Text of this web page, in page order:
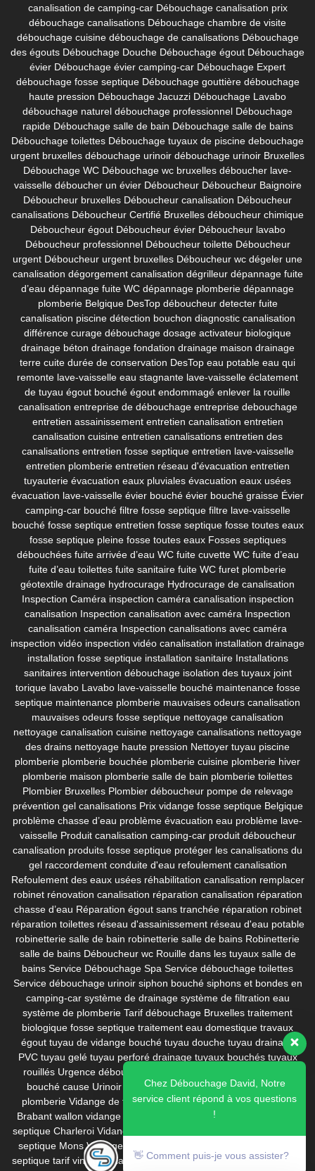
canalisation de camping-car Débouchage canalisation prix
débouchage canalisations Débouchage chambre de visite
débouchage cuisine débouchage de canalisations Débouchage
des égouts Débouchage Douche Débouchage égout Débouchage
évier Débouchage évier camping-car Débouchage Expert
débouchage fosse septique Débouchage gouttière débouchage
haute pression Débouchage Jacuzzi Débouchage Lavabo
débouchage naturel débouchage professionnel Débouchage
rapide Débouchage salle de bain Débouchage salle de bains
Débouchage toilettes Débouchage tuyaux de piscine debouchage
urgent bruxelles débouchage urinoir débouchage urinoir Bruxelles
Débouchage WC Débouchage wc bruxelles déboucher lave-
vaisselle déboucher un évier Déboucheur Déboucheur Baignoire
Déboucheur bruxelles Déboucheur canalisation Déboucheur
canalisations Déboucheur Certifié Bruxelles déboucheur chimique
Déboucheur égout Déboucheur évier Déboucheur lavabo
Déboucheur professionnel Déboucheur toilette Déboucheur
urgent Déboucheur urgent bruxelles Déboucheur wc dégeler une
canalisation dégorgement canalisation dégrilleur dépannage fuite
d’eau dépannage fuite WC dépannage plomberie dépannage
plomberie Belgique DesTop déboucheur detecter fuite
canalisation piscine détection bouchon diagnostic canalisation
différence curage débouchage dosage activateur biologique
drainage béton drainage fondation drainage maison drainage
terre cuite durée de conservation DesTop eau potable eau qui
remonte lave-vaisselle eau stagnante lave-vaisselle éclatement
de tuyau égout bouché égout endommagé enlever la rouille
canalisation entreprise de débouchage entreprise debouchage
entretien assainissement entretien canalisation entretien
canalisation cuisine entretien canalisations entretien des
canalisations entretien fosse septique entretien lave-vaisselle
entretien plomberie entretien réseau d'évacuation entretien
tuyauterie évacuation eaux pluviales évacuation eaux usées
évacuation lave-vaisselle évier bouché évier bouché graisse Évier
camping-car bouché filtre fosse septique filtre lave-vaisselle
bouché fosse septique entretien fosse septique fosse toutes eaux
fosse septique pleine fosse toutes eaux Fosses septiques
débouchées fuite arrivée d’eau WC fuite cuvette WC fuite d’eau
fuite d’eau toilettes fuite sanitaire fuite WC furet plomberie
géotextile drainage hydrocurage Hydrocurage de canalisation
Inspection Caméra inspection caméra canalisation inspection
canalisation Inspection canalisation avec caméra Inspection
canalisation caméra Inspection canalisations avec caméra
inspection vidéo inspection vidéo canalisation installation drainage
installation fosse septique installation sanitaire Installations
sanitaires intervention débouchage isolation des tuyaux joint
torique lavabo Lavabo lave-vaisselle bouché maintenance fosse
septique maintenance plomberie mauvaises odeurs canalisation
mauvaises odeurs fosse septique nettoyage canalisation
nettoyage canalisation cuisine nettoyage canalisations nettoyage
des drains nettoyage haute pression Nettoyer tuyau piscine
plomberie plomberie bouchée plomberie cuisine plomberie hiver
plomberie maison plomberie salle de bain plomberie toilettes
Plombier Bruxelles Plombier déboucheur pompe de relevage
prévention gel canalisations Prix vidange fosse septique Belgique
problème chasse d’eau problème évacuation eau problème lave-
vaisselle Produit canalisation camping-car produit déboucheur
canalisation produits fosse septique protéger les canalisations du
gel raccordement conduite d'eau refoulement canalisation
Refoulement des eaux usées réhabilitation canalisation remplacer
robinet rénovation canalisation réparation canalisation réparation
chasse d’eau Réparation égout sans tranchée réparation robinet
réparation toilettes réseau d'assainissement réseau d'eau potable
robinetterie salle de bain robinetterie salle de bains Robinetterie
salle de bains Déboucheur wc Rouille dans les tuyaux salle de
bains Service Débouchage Spa Service débouchage toilettes
Service débouchage urinoir siphon bouché siphons et bondes en
camping-car système de drainage système de filtration eau
système de plomberie Tarif débouchage Bruxelles traitement
biologique fosse septique traitement eau domestique travaux
égout tuyau de vidange bouché tuyau douche tuyau drainage
PVC tuyau gelé tuyau perforé drainage tuyaux bouchés tuyaux
rouillés Urgence débouchage
bouché cause Urinoir bouche prix Urinoir homme ventouse
plomberie Vidange de fosse septique Vidange fosse septique
Brabant wallon vidange fosse septique Bruxelles
septique Charleroi Vidange fosse septique Dilbeek
septique Mons Vidange fosse septique pas cher
septique tarif vinaigre blanc WC bouché évie wc bouché que faire
Chez Débouchage David, Notre
service client répond à vos questions
!
👋 Comment puis-je vous assister?